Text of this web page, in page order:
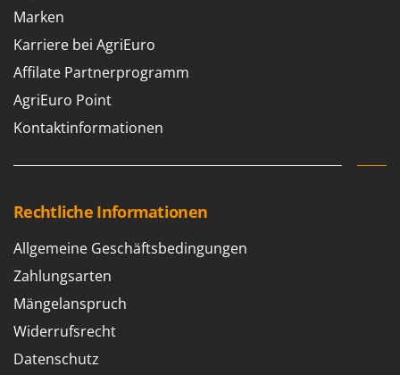
Marken
Karriere bei AgriEuro
Affilate Partnerprogramm
AgriEuro Point
Kontaktinformationen
Rechtliche Informationen
Allgemeine Geschäftsbedingungen
Zahlungsarten
Mängelanspruch
Widerrufsrecht
Datenschutz